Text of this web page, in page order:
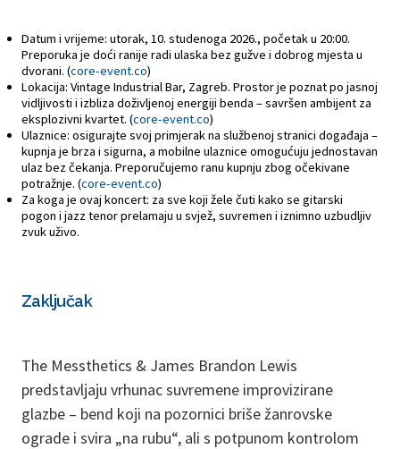
Datum i vrijeme: utorak, 10. studenoga 2026., početak u 20:00.
Preporuka je doći ranije radi ulaska bez gužve i dobrog mjesta u
dvorani. (core-event.co)
Lokacija: Vintage Industrial Bar, Zagreb. Prostor je poznat po jasnoj
vidljivosti i izbliza doživljenoj energiji benda – savršen ambijent za
eksplozivni kvartet. (core-event.co)
Ulaznice: osigurajte svoj primjerak na službenoj stranici događaja –
kupnja je brza i sigurna, a mobilne ulaznice omogućuju jednostavan
ulaz bez čekanja. Preporučujemo ranu kupnju zbog očekivane
potražnje. (core-event.co)
Za koga je ovaj koncert: za sve koji žele čuti kako se gitarski
pogon i jazz tenor prelamaju u svjež, suvremen i iznimno uzbudljiv
zvuk uživo.
Zaključak
The Messthetics & James Brandon Lewis
predstavljaju vrhunac suvremene improvizirane
glazbe – bend koji na pozornici briše žanrovske
ograde i svira „na rubu“, ali s potpunom kontrolom